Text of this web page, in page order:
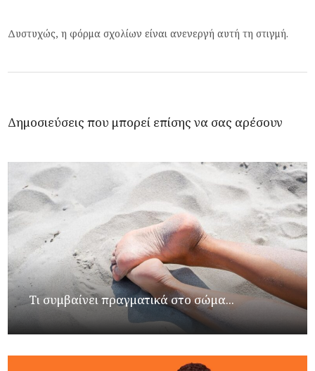
Δυστυχώς, η φόρμα σχολίων είναι ανενεργή αυτή τη στιγμή.
Δημοσιεύσεις που μπορεί επίσης να σας αρέσουν
Τι συμβαίνει πραγματικά στο σώμα...